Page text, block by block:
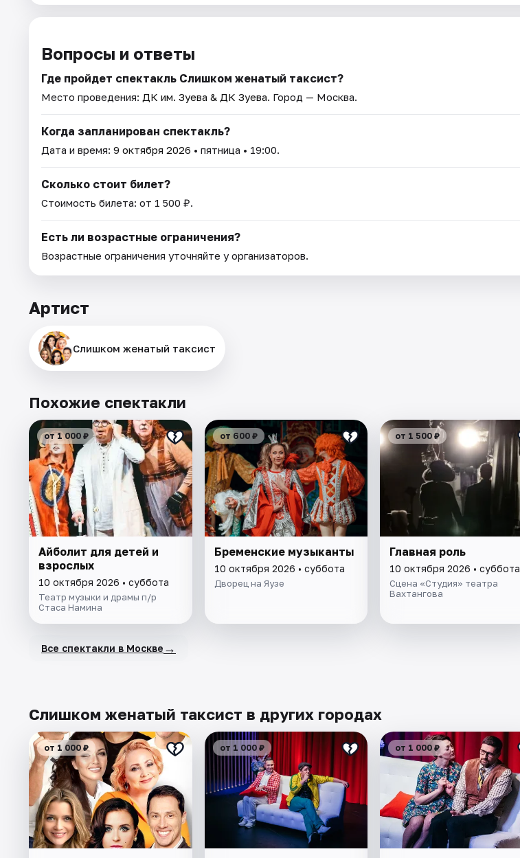
Вопросы и ответы
Где пройдет спектакль Слишком женатый таксист?
Место проведения: ДК им. Зуева & ДК Зуева. Город — Москва.
Когда запланирован спектакль?
Дата и время: 9 октября 2026 • пятница • 19:00.
Сколько стоит билет?
Стоимость билета: от 1 500 ₽.
Есть ли возрастные ограничения?
Возрастные ограничения уточняйте у организаторов.
Артист
Слишком женатый таксист
Похожие спектакли
от 1 000 ₽
Айболит для детей и
взрослых
10 октября 2026 • суббота
Театр музыки и драмы п/р
Стаса Намина
от 600 ₽
Бременские музыканты
10 октября 2026 • суббота
Дворец на Яузе
от 1 500 ₽
Главная роль
10 октября 2026 • суббота
Сцена «Студия» театра
Вахтангова
Все спектакли в Москве →
Слишком женатый таксист в других городах
от 1 000 ₽ от 1 000 ₽ от 1 000 ₽